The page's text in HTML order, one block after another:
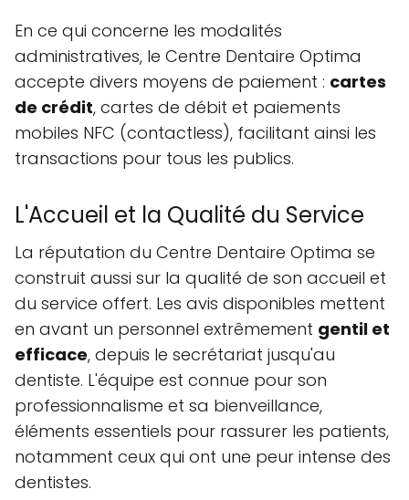
En ce qui concerne les modalités
administratives, le Centre Dentaire Optima
accepte divers moyens de paiement : cartes
de crédit, cartes de débit et paiements
mobiles NFC (contactless), facilitant ainsi les
transactions pour tous les publics.
L'Accueil et la Qualité du Service
La réputation du Centre Dentaire Optima se
construit aussi sur la qualité de son accueil et
du service offert. Les avis disponibles mettent
en avant un personnel extrêmement gentil et
efficace, depuis le secrétariat jusqu'au
dentiste. L'équipe est connue pour son
professionnalisme et sa bienveillance,
éléments essentiels pour rassurer les patients,
notamment ceux qui ont une peur intense des
dentistes.